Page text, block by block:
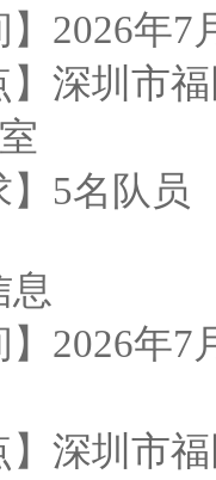
】2026年
】 深圳市
】5名队员
息
】2026年
深圳市